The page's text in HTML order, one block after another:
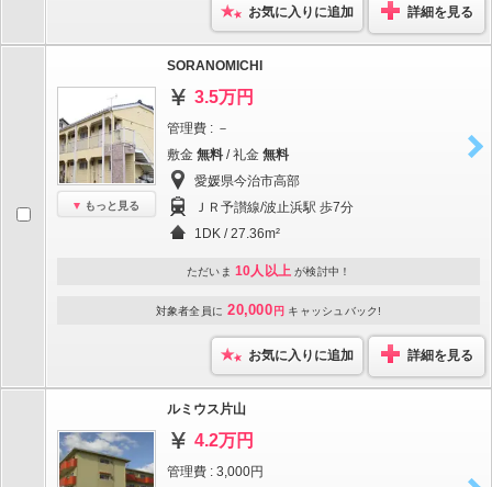
お気に入りに追加 詳細を見る
もっと見る
SORANOMICHI
3.5万円
管理費 : －
敷金 無料 / 礼金 無料
愛媛県今治市高部
ＪＲ予讃線/波止浜駅 歩7分
1DK / 27.36m²
ただいま 10人以上 が検討中！
対象者全員に 20,000 円 キャッシュバック!
お気に入りに追加 詳細を見る
ルミウス片山
4.2万円
管理費 : 3,000円